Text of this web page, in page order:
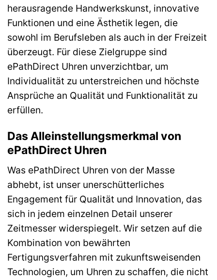
herausragende Handwerkskunst, innovative
Funktionen und eine Ästhetik legen, die
sowohl im Berufsleben als auch in der Freizeit
überzeugt. Für diese Zielgruppe sind
ePathDirect Uhren unverzichtbar, um
Individualität zu unterstreichen und höchste
Ansprüche an Qualität und Funktionalität zu
erfüllen.
Das Alleinstellungsmerkmal von
ePathDirect Uhren
Was ePathDirect Uhren von der Masse
abhebt, ist unser unerschütterliches
Engagement für Qualität und Innovation, das
sich in jedem einzelnen Detail unserer
Zeitmesser widerspiegelt. Wir setzen auf die
Kombination von bewährten
Fertigungsverfahren mit zukunftsweisenden
Technologien, um Uhren zu schaffen, die nicht